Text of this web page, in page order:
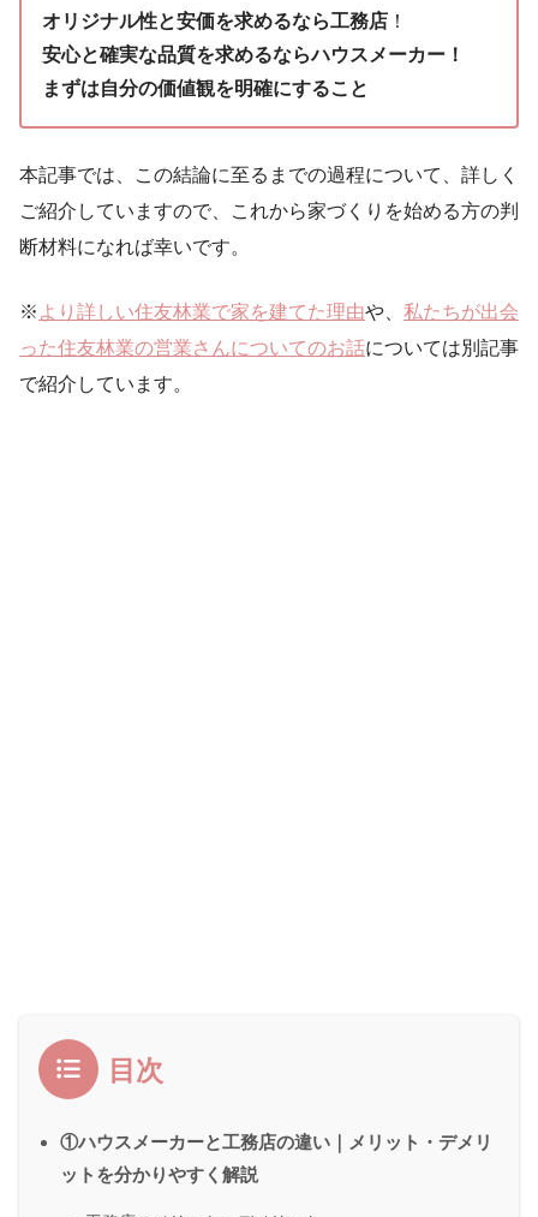
オリジナル性と安価を求めるなら工務店 ！
安心と確実な品質を求めるならハウスメーカー！
まずは自分の価値観を明確にすること
本記事では、この結論に至るまでの過程について、詳しく
ご紹介していますので、これから家づくりを始める方の判
断材料になれば幸いです。
※ より詳しい住友林業で家を建てた理由や、 私たちが出会
った住友林業の営業さんについてのお話については別記事
で紹介しています。
目次
①ハウスメーカーと工務店の違い｜メリット・デメリ
ットを分かりやすく解説